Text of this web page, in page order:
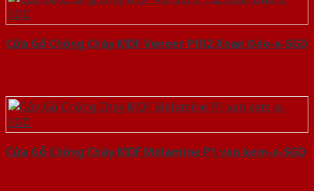
Cửa Gỗ Chống Cháy MDF Veneer P1R2 Xoan Đào-a-SGD
Cửa Gỗ Chống Cháy MDF Melamine P1 van kem-a-SGD